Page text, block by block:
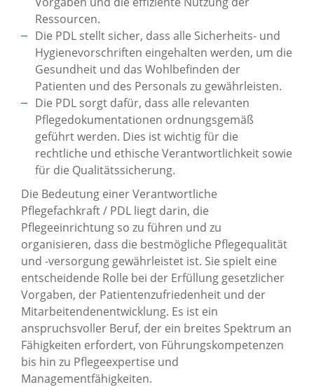
Ressourcen.
Die PDL stellt sicher, dass alle Sicherheits- und
Hygienevorschriften eingehalten werden, um die
Gesundheit und das Wohlbefinden der
Patienten und des Personals zu gewährleisten.
Die PDL sorgt dafür, dass alle relevanten
Pflegedokumentationen ordnungsgemäß
geführt werden. Dies ist wichtig für die
rechtliche und ethische Verantwortlichkeit sowie
für die Qualitätssicherung.
Die Bedeutung einer Verantwortliche
Pflegefachkraft / PDL liegt darin, die
Pflegeeinrichtung so zu führen und zu
organisieren, dass die bestmögliche Pflegequalität
und -versorgung gewährleistet ist. Sie spielt eine
entscheidende Rolle bei der Erfüllung gesetzlicher
Vorgaben, der Patientenzufriedenheit und der
Mitarbeitendenentwicklung. Es ist ein
anspruchsvoller Beruf, der ein breites Spektrum an
Fähigkeiten erfordert, von Führungskompetenzen
bis hin zu Pflegeexpertise und
Managementfähigkeiten.